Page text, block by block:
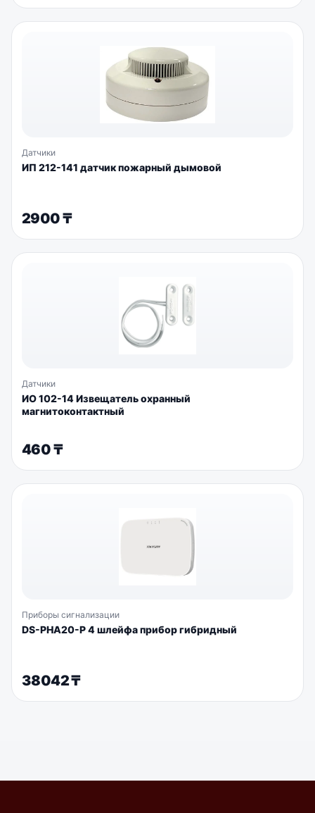
Датчики
ИП 212-141 датчик пожарный дымовой
2900₸
Датчики
ИО 102-14 Извещатель охранный
магнитоконтактный
460₸
Приборы сигнализации
DS-PHA20-P 4 шлейфа прибор гибридный
38042₸